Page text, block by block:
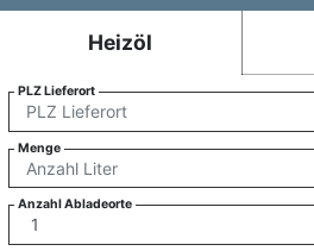
Heizöl
PLZ Lieferort
Menge
Anzahl Abladeorte